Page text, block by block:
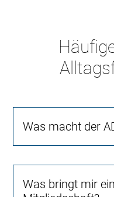
Was macht der
Was bringt mir